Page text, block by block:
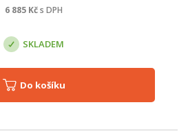
6 885 Kčs DPH
SKLADEM
Do košíku